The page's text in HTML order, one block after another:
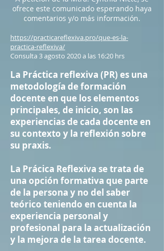
ofrece este comunicado esperando haya
comentarios y/o más información.
https://practicareflexiva.pro/que-es-la-
practica-reflexiva/
Consulta 3 agosto 2020 a las 16:20 hrs
La Práctica reflexiva (PR) es una
metodología de formación
docente en que los elementos
principales, de inicio, son las
experiencias de cada docente en
su contexto y la reflexión sobre
su praxis.
La Prácica Reflexiva se trata de
una opción formativa que parte
de la persona y no del saber
teórico teniendo en cuenta la
experiencia personal y
profesional para la actualización
y la mejora de la tarea docente.